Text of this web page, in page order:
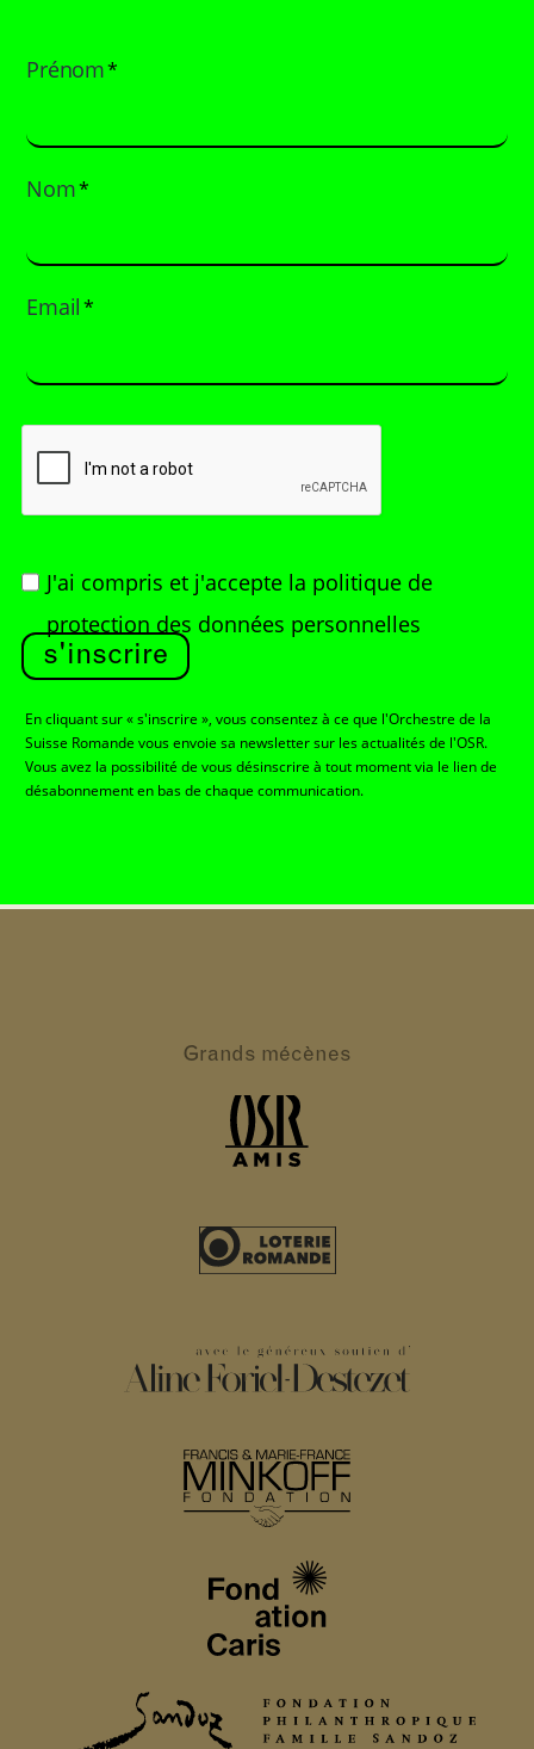
Prénom*
Nom*
Email*
J'ai compris et j'accepte la politique de
protection des données personnelles
s'inscrire
En cliquant sur « s'inscrire », vous consentez à ce que l'Orchestre de la
Suisse Romande vous envoie sa newsletter sur les actualités de l'OSR.
Vous avez la possibilité de vous désinscrire à tout moment via le lien de
désabonnement en bas de chaque communication.
Grands mécènes